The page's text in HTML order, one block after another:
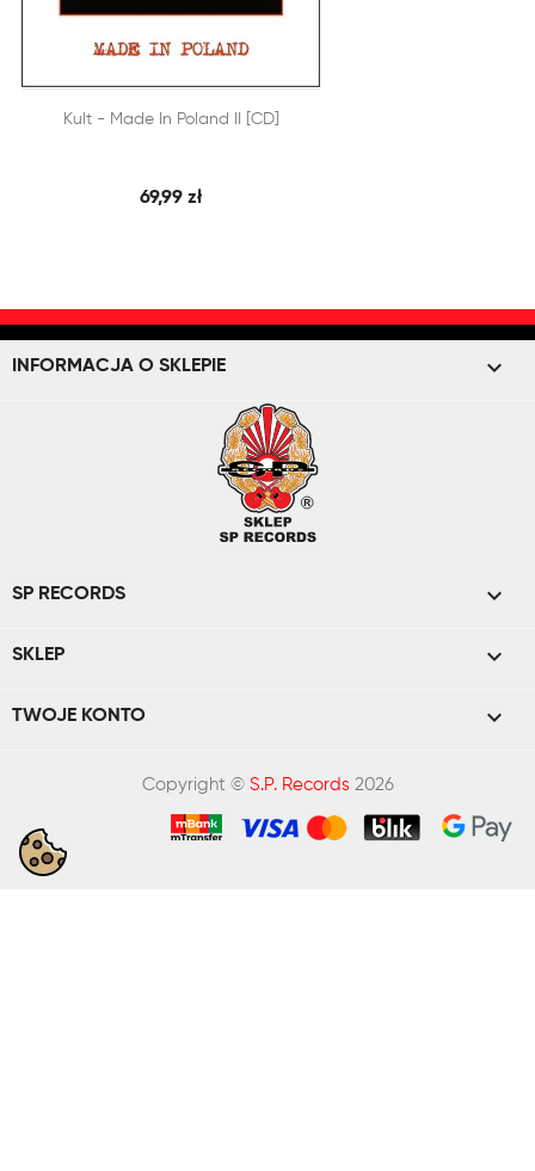
DODAJ DO KOSZYKA
SZYBKI PODGLĄD
Kult - Made In Poland II [CD]
69,99 zł
INFORMACJA O SKLEPIE keyboard_arrow_down
SP RECORDS 
SKLEP 
TWOJE KONTO 
Copyright © S.P. Records2026